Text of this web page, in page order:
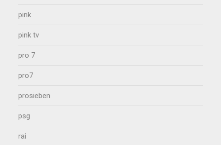
pink
pink tv
pro 7
pro7
prosieben
psg
rai